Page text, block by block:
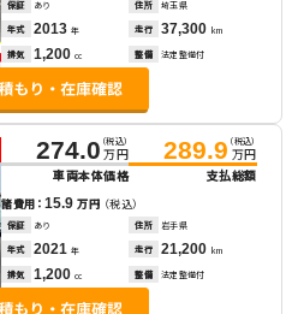
保証 あり 住所 埼玉県
年式 2013 年 走行 37,300 km
排気 1,200 cc 整備 法定整備付
274.0 （税込）
万円
車両本体価格
289.9 （税込）
万円
支払総額
諸費用：15.9万円 （税込）
保証 あり 住所 岩手県
年式 2021 年 走行 21,200 km
排気 1,200 cc 整備 法定整備付